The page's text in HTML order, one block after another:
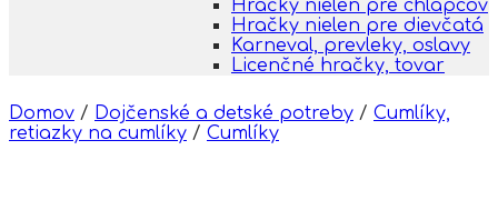
Hračky nielen pre chlapcov
Hračky nielen pre dievčatá
Karneval, prevleky, oslavy
Licenčné hračky, tovar
Domov / Dojčenské a detské potreby / Cumlíky,
retiazky na cumlíky / Cumlíky